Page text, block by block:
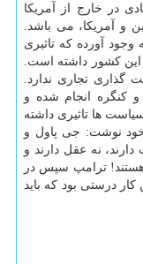
در خارج از آمریكا
و آمریكا، می باشد.
آورده كه تاثیری
این كشور داشته است.
تجاری ندارد.
كنگره انجام شده و
ها تاثیری داشته
خود نوشت: جی پاول و
نه عقل دارند و
هستند! ترامپ سپس در
درستی بود كه باید